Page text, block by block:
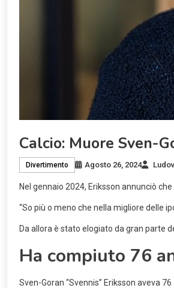
Calcio: Muore Sven-
Divertimento Agosto 26, 2024
Nel gennaio 2024, Eriksson annunciò
“So più o meno che nella migliore delle
Da allora è stato elogiato da gran parte
Ha compiuto 76
Sven-Goran “Svennis” Eriksson aveva 76